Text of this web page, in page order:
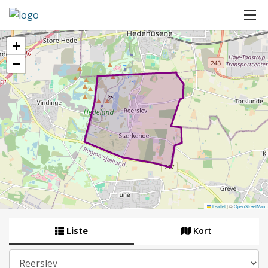
+
−
Leaflet|©OpenStreetMap
Liste Kort